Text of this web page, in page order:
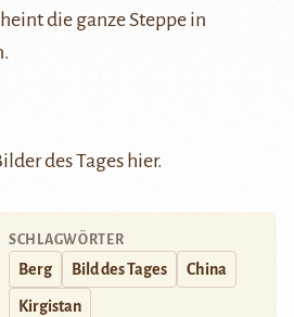
die ganze Steppe in
des Tages hier.
SCHLAGWÖRTER
Berg Bild des Tages China
Kirgistan